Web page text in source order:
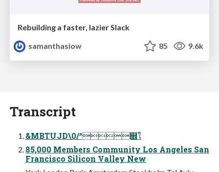
Rebuilding a faster, lazier Slack
samanthasiow
85 9.6k
Transcript
&MBTUJD\0/^଎ใ
85,000 Members Community Los Angeles San
Francisco Silicon Valley New